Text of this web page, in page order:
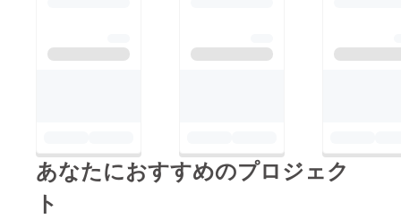
是非ご協力をお願い致
あなたにおすすめのプロジェク
ト